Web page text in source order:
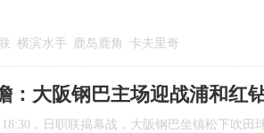
横滨水手 鹿岛鹿角 卡夫里奇
，日职联揭幕战，大阪钢巴坐镇松下吹田